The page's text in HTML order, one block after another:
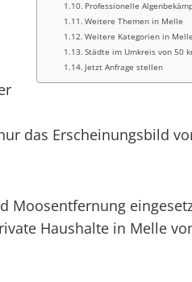
Professionelle
Weitere Themen in Melle
Weitere Kategorien in Melle
Städte im Umkreis von 50
Jetzt Anfrage stellen
das Erscheinungsbild
Moosentfernung
Haushalte in Melle